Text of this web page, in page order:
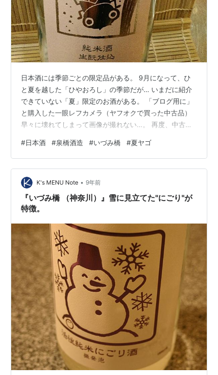
日本酒には季節ごとの限定品がある。 9月になって、ひ
と夏を越した「ひやおろし」の季節だが… いまだに紹介
できていない「夏」限定のお酒がある。 「ブログ用に」
と購入した一眼レフカメラ（ヤフオクで買った中古品）
早々に壊れてしまって画像が撮れない…。 再度、中古品
がに季節外れになってしまうので、スマホ撮影で妥協し
よう。 ピンク色のラベルに「ヤゴ」のデザイン。
【MOMO】は、 「ノゲ」という米の籾（もみ）について
いるヒゲのような部分があり、 そこがピンク色をしてい
ることから名付けられたそう。 そして【13】は 赤とんぼ
のヤゴが13回脱皮するからだ…
#日本酒 #泉橋酒造 #いづみ橋 #夏ヤゴ
K's MENU Note • 9年前
『いづみ橋 （神奈川）』雪に見立てた"にごり"が
特徴。